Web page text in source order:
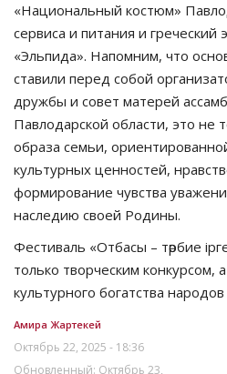
«Национальный костюм»
сервиса и питания и
«Эльпида». Напомним, что
ставили перед собой
дружбы и совет матерей
Павлодарской области, это не
образа семьи,
культурных ценностей,
формирование чувства
наследию своей Родины.
Фестиваль «Отбасы – тәрбие
только творческим
культурного богатства
Амира Жартекей
Октябрь 22, 2025 - 18:36
Обновленный: Октябрь 23,